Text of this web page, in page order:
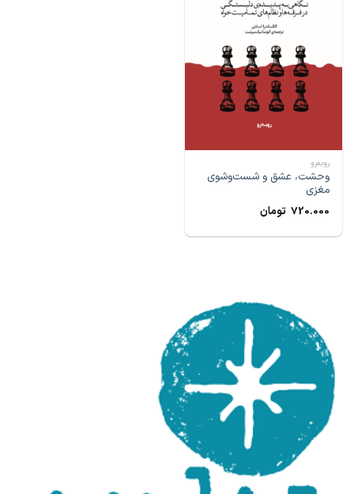
رو‌به‌رو
وحشت، عشق و شست‌و‌شوی
مغزی
720.000 تومان